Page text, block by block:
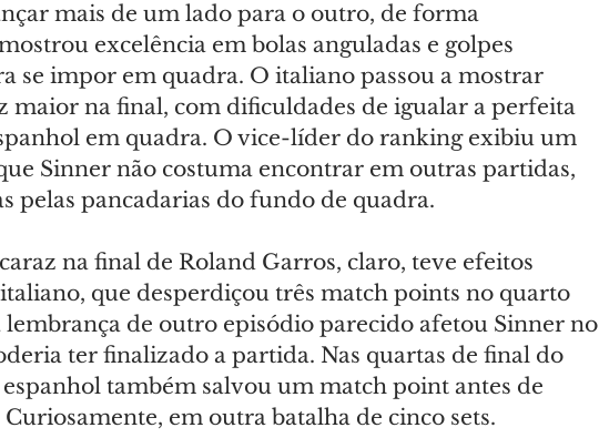
mais de um lado para o outro, de forma
excelência em bolas anguladas e golpes
se impor em quadra. O italiano passou a mostrar
maior na final, com dificuldades de igualar a perfeita
em quadra. O vice-líder do ranking exibiu um
Sinner não costuma encontrar em outras partidas,
pelas pancadarias do fundo de quadra.
na final de Roland Garros, claro, teve efeitos
que desperdiçou três match points no quarto
lembrança de outro episódio parecido afetou Sinner no
ter finalizado a partida. Nas quartas de final do
também salvou um match point antes de
em outra batalha de cinco sets.